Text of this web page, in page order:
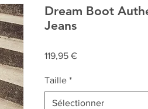
Dream Boot
Jeans
119,95 €Prix
Taille *
Sélectionner